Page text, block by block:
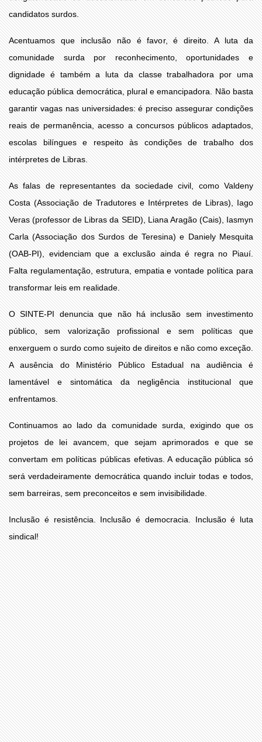
candidatos surdos.
Acentuamos que inclusão não é favor, é direito. A luta da
comunidade surda por reconhecimento, oportunidades e
dignidade é também a luta da classe trabalhadora por uma
educação pública democrática, plural e emancipadora. Não basta
garantir vagas nas universidades: é preciso assegurar condições
reais de permanência, acesso a concursos públicos adaptados,
escolas bilíngues e respeito às condições de trabalho dos
intérpretes de Libras.
As falas de representantes da sociedade civil, como Valdeny
Costa (Associação de Tradutores e Intérpretes de Libras), Iago
Veras (professor de Libras da SEID), Liana Aragão (Cais), Iasmyn
Carla (Associação dos Surdos de Teresina) e Daniely Mesquita
(OAB-PI), evidenciam que a exclusão ainda é regra no Piauí.
Falta regulamentação, estrutura, empatia e vontade política para
transformar leis em realidade.
O SINTE-PI denuncia que não há inclusão sem investimento
público, sem valorização profissional e sem políticas que
enxerguem o surdo como sujeito de direitos e não como exceção.
A ausência do Ministério Público Estadual na audiência é
lamentável e sintomática da negligência institucional que
enfrentamos.
Continuamos ao lado da comunidade surda, exigindo que os
projetos de lei avancem, que sejam aprimorados e que se
convertam em políticas públicas efetivas. A educação pública só
será verdadeiramente democrática quando incluir todas e todos,
sem barreiras, sem preconceitos e sem invisibilidade.
Inclusão é resistência. Inclusão é democracia. Inclusão é luta
sindical!